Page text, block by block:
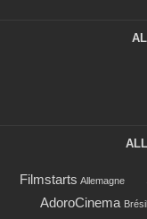
Filmstarts Allemagne
AdoroCinema Brésil